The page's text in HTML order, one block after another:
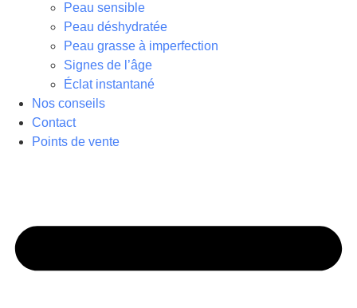
Peau sensible
Peau déshydratée
Peau grasse à imperfection
Signes de l’âge
Éclat instantané
Nos conseils
Contact
Points de vente